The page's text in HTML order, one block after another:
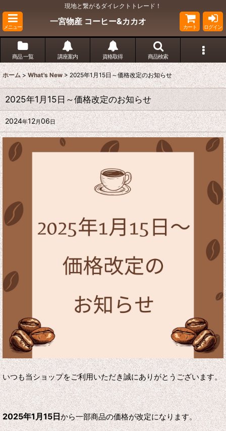
現地と繋がるダイレクトトレード！
メニュー
一宮物産 コーヒー&カカオ
カート ログイン
商品 一覧 講座案内 資格取得 商品検索
ホーム > What's New > 2025年1月15日～価格改定のお知らせ
2025年1月15日～価格改定のお知らせ
2024年12月06日
いつも当ショップをご利用いただき誠にありがとうございます。
2025年1月15日から一部商品の価格が改定になります。